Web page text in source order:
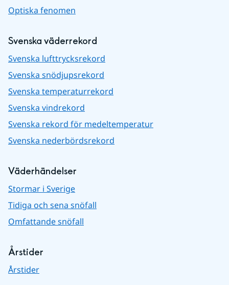
Optiska fenomen
Svenska väderrekord
Svenska lufttrycksrekord
Svenska snödjupsrekord
Svenska temperaturrekord
Svenska vindrekord
Svenska rekord för medeltemperatur
Svenska nederbördsrekord
Väderhändelser
Stormar i Sverige
Tidiga och sena snöfall
Omfattande snöfall
Årstider
Årstider